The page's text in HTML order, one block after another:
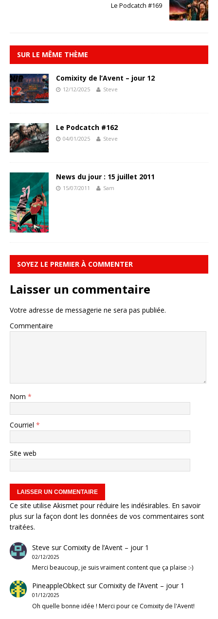
Le Podcatch #169
SUR LE MÊME THÈME
Comixity de l’Avent – jour 12
12/12/2025 Steve
Le Podcatch #162
04/01/2025 Steve
News du jour : 15 juillet 2011
15/07/2011 Sam
SOYEZ LE PREMIER À COMMENTER
Laisser un commentaire
Votre adresse de messagerie ne sera pas publiée.
Commentaire
Nom *
Courriel *
Site web
Ce site utilise Akismet pour réduire les indésirables. En savoir
plus sur la façon dont les données de vos commentaires sont
traitées.
Steve surComixity de l’Avent – jour 1
02/12/2025
Merci beaucoup, je suis vraiment content que ça plaise :-)
PineappleObkectsurComixity de l’Avent – jour 1
01/12/2025
Oh quelle bonne idée ! Merci pour ce Comixity de l'Avent!